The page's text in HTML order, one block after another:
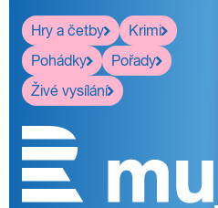
Hry a četby
Krimi
Pohádky
Pořady
Živé vysílání